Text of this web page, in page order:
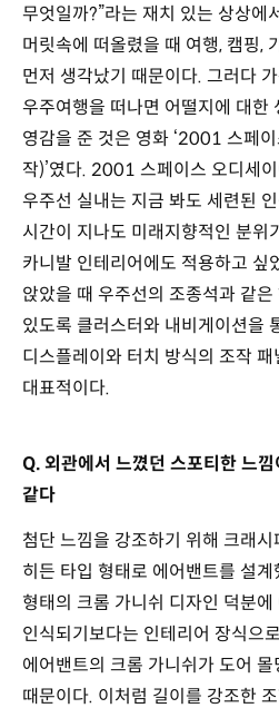
무엇일까?”라는 재치 있는 상상에
머릿속에 떠올렸을 때 여행, 캠핑,
먼저 생각났기 때문이다. 그러다
우주여행을 떠나면 어떨지에 대한
영감을 준 것은 영화 ‘2001 스페
작)’였다. 2001 스페이스 오디세
우주선 실내는 지금 봐도 세련된
시간이 지나도 미래지향적인 분위
카니발 인테리어에도 적용하고 싶
앉았을 때 우주선의 조종석과 같
있도록 클러스터와 내비게이션을
디스플레이와 터치 방식의 조작 패
대표적이다.
Q. 외관에서 느꼈던 스포티한 느
같다
첨단 느낌을 강조하기 위해 크래
히든 타입 형태로 에어밴트를 설
형태의 크롬 가니쉬 디자인 덕분에
인식되기보다는 인테리어 장식으
에어밴트의 크롬 가니쉬가 도어 몰
때문이다. 이처럼 길이를 강조한